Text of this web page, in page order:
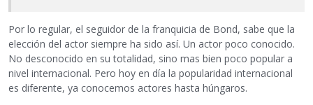
Por lo regular, el seguidor de la franquicia de Bond, sabe que la
elección del actor siempre ha sido así. Un actor poco conocido.
No desconocido en su totalidad, sino mas bien poco popular a
nivel internacional. Pero hoy en día la popularidad internacional
es diferente, ya conocemos actores hasta húngaros.